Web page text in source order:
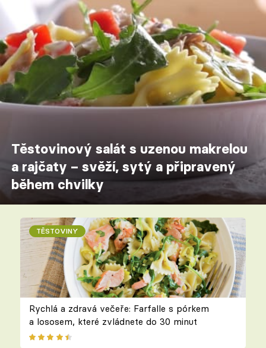
Těstovinový salát s uzenou makrelou
a rajčaty – svěží, sytý a připravený
během chvilky
TĚSTOVINY
Rychlá a zdravá večeře: Farfalle s pórkem
a lososem, které zvládnete do 30 minut